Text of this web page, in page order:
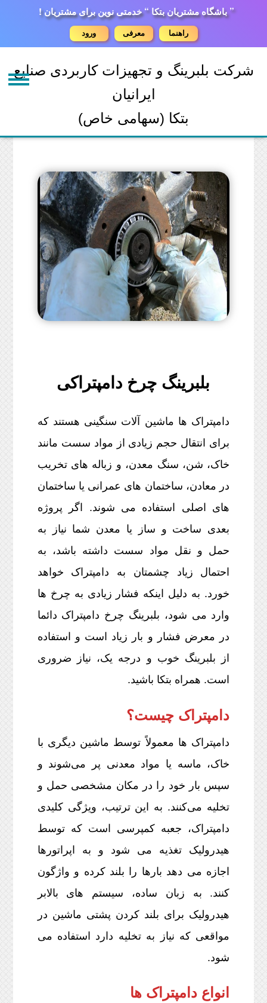
” باشگاه مشتریان بتکا “ خدمتی نوین برای مشتریان !
ورود معرفی راهنما
شرکت بلبرینگ و تجهیزات کاربردی صنایع
ایرانیان
بتکا (سهامی خاص)
بلبرینگ چرخ دامپتراکی
دامپتراک ها ماشین آلات سنگینی هستند که
برای انتقال حجم زیادی از مواد سست مانند
خاک، شن، سنگ معدن، و زباله های تخریب
در معادن، ساختمان های عمرانی یا ساختمان
های اصلی استفاده می شوند. اگر پروژه
بعدی ساخت و ساز یا معدن شما نیاز به
حمل و نقل مواد سست داشته باشد، به
احتمال زیاد چشمتان به دامپتراک خواهد
خورد. به دلیل اینکه فشار زیادی به چرخ ها
وارد می شود، بلبرینگ چرخ دامپتراک دائما
در معرض فشار و بار زیاد است و استفاده
از بلبرینگ خوب و درجه یک، نیاز ضروری
است. همراه بتکا باشید.
دامپتراک چیست؟
دامپتراک ها معمولاً توسط ماشین دیگری با
خاک، ماسه یا مواد معدنی پر می‌شوند و
سپس بار خود را در مکان مشخصی حمل و
تخلیه می‌کنند. به این ترتیب، ویژگی کلیدی
دامپتراک، جعبه کمپرسی است که توسط
هیدرولیک تغذیه می شود و به اپراتورها
اجازه می دهد بارها را بلند کرده و واژگون
کنند. به زبان ساده، سیستم های بالابر
هیدرولیک برای بلند کردن پشتی ماشین در
مواقعی که نیاز به تخلیه دارد استفاده می
شود.
انواع دامپتراک ها